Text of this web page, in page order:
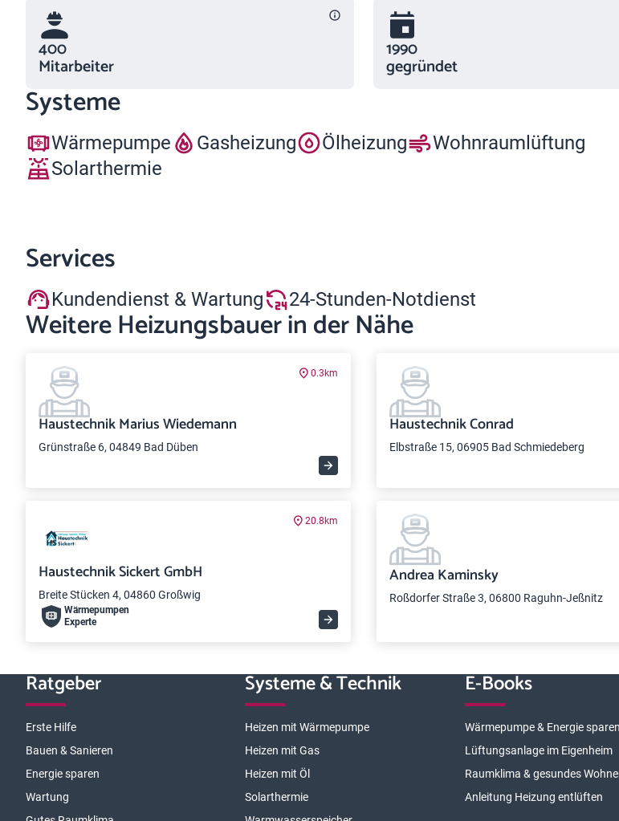
400
Mitarbeiter
1990
gegründet
Systeme
Wärmepumpe Gasheizung Ölheizung
Wohnraumlüftung
Solarthermie
Services
Kundendienst & Wartung 24-Stunden-Notdienst
Weitere Heizungsbauer in der Nähe
0.3km
Haustechnik Marius Wiedemann
Grünstraße 6, 04849 Bad Düben
Haustechnik Conrad
Elbstraße 15, 06905 Bad Schmiedeberg
20.8km
Haustechnik Sickert GmbH
Breite Stücken 4, 04860 Großwig
Wärme­pumpen
Experte
Andrea Kaminsky
Roßdorfer Straße 3, 06800 Raguhn-Jeßnitz
Ratgeber
Erste Hilfe
Bauen & Sanieren
Energie sparen
Wartung
Systeme & Technik
Heizen mit Wärmepumpe
Heizen mit Gas
Heizen mit Öl
Solarthermie
E-Books
Wärmepumpe & Energie sparen
Lüftungsanlage im Eigenheim
Raumklima & gesundes
Anleitung Heizung entlüften